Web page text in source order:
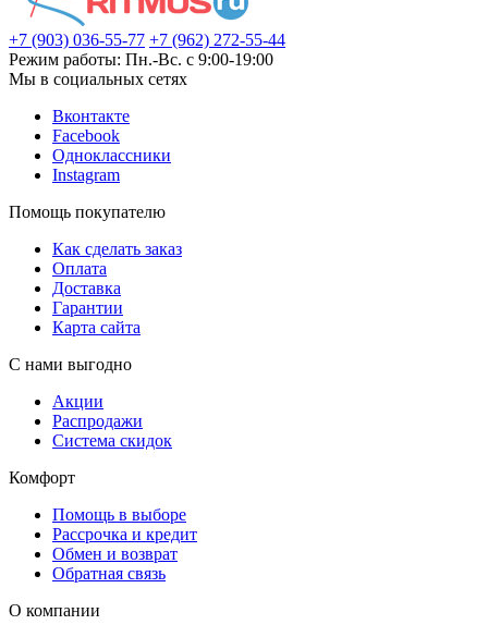
+7 (903) 036-55-77 +7 (962) 272-55-44
Режим работы: Пн.-Вс. с 9:00-19:00
Мы в социальных сетях
Вконтакте
Facebook
Одноклассники
Instagram
Помощь покупателю
Как сделать заказ
Оплата
Доставка
Гарантии
Карта сайта
С нами выгодно
Акции
Распродажи
Система скидок
Комфорт
Помощь в выборе
Рассрочка и кредит
Обмен и возврат
Обратная связь
О компании